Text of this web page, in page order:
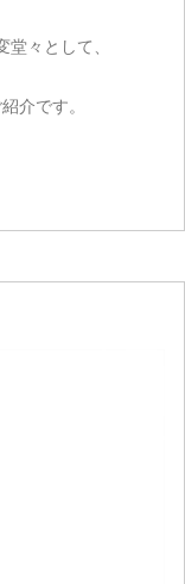
々として、
介です。